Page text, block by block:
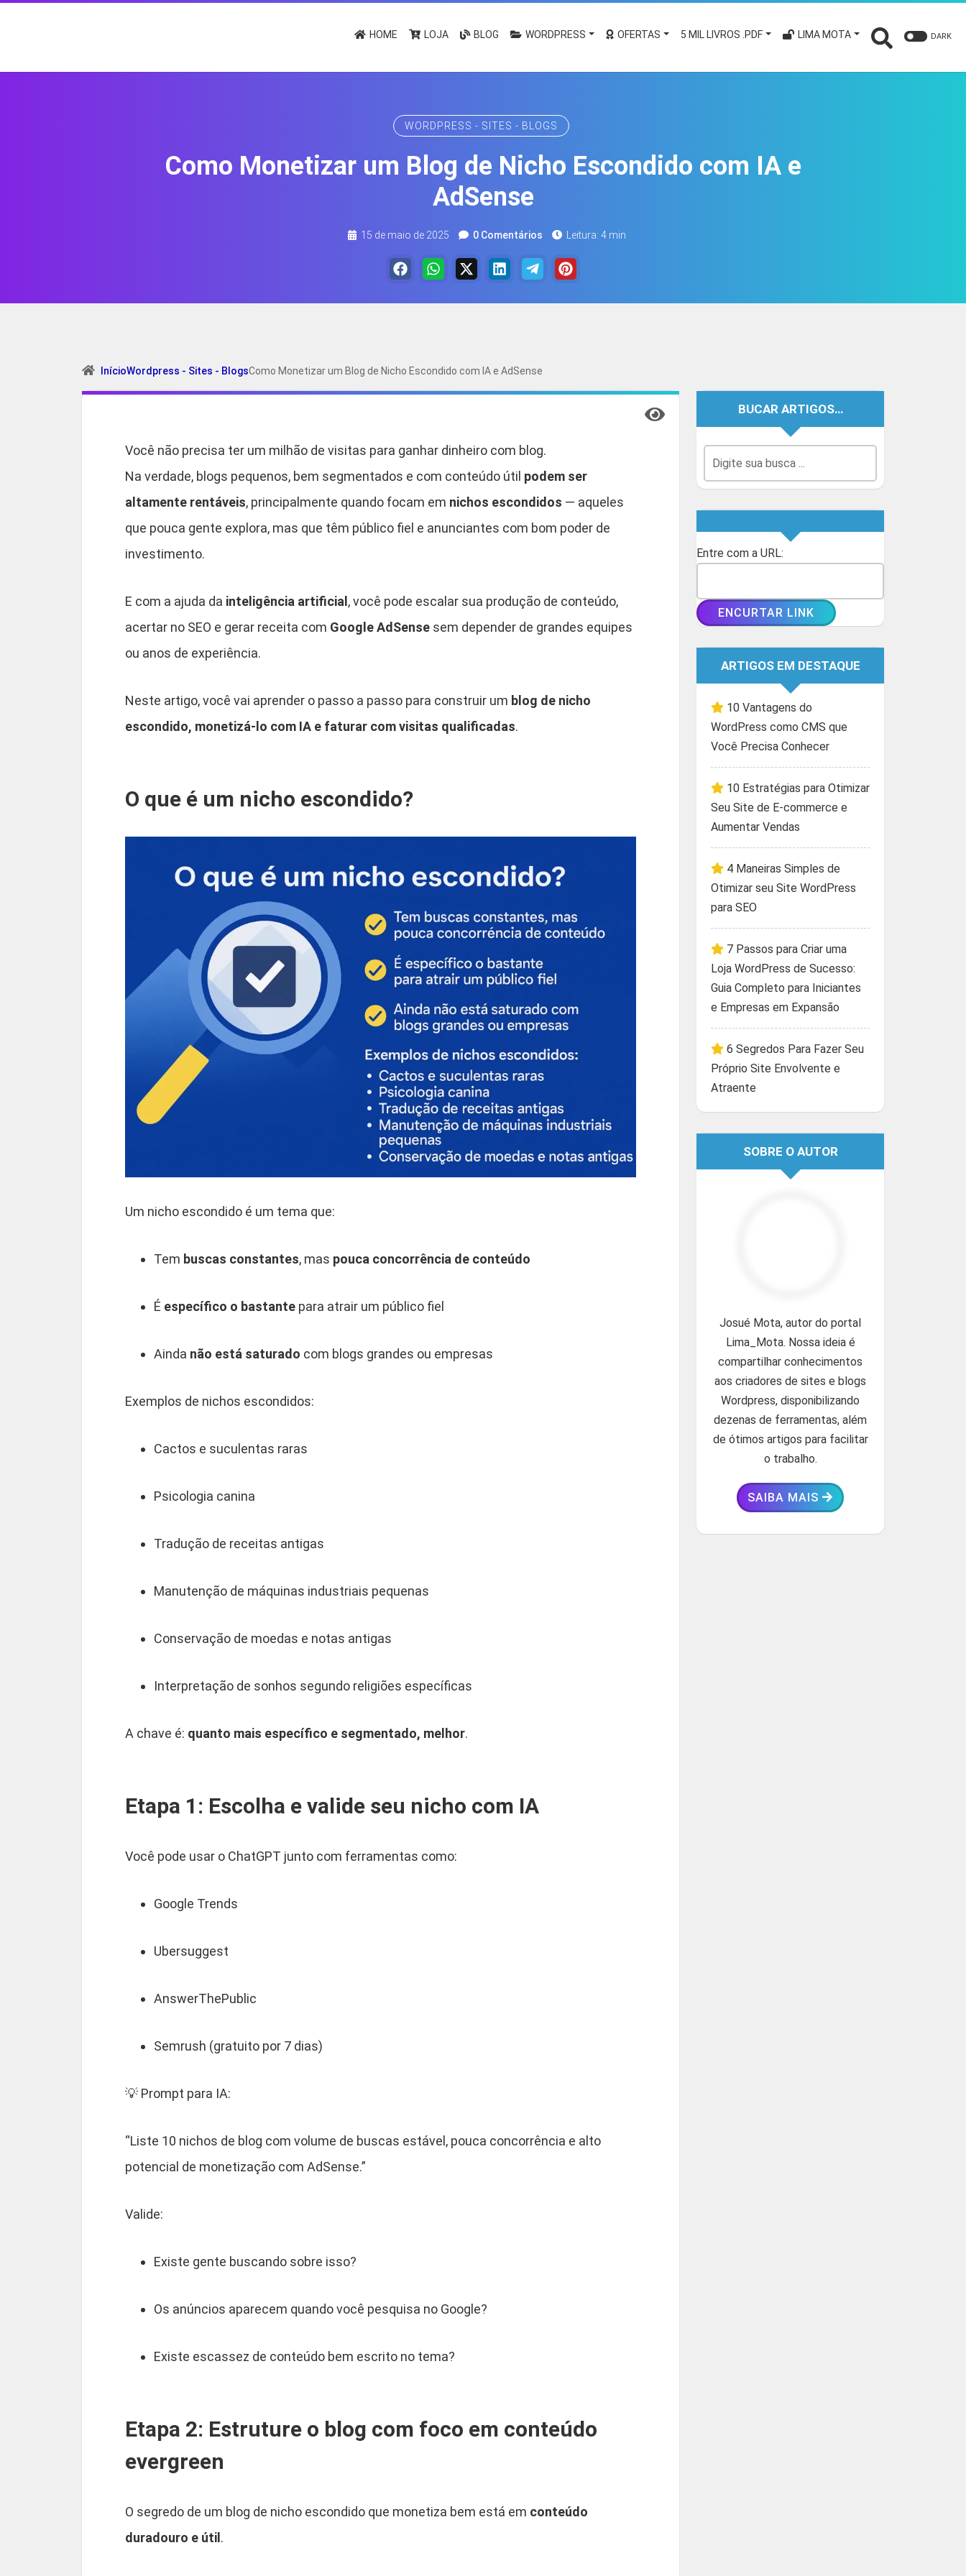
HOME LOJA BLOG WORDPRESS OFERTAS 5 MIL LIVROS .PDF LIMA MOTA DARK
WORDPRESS - SITES - BLOGS
Como Monetizar um Blog de Nicho Escondido com IA e
AdSense
15 de maio de 2025 0 Comentários Leitura: 4 min
InícioWordpress - Sites - BlogsComo Monetizar um Blog de Nicho Escondido com IA e AdSense
Você não precisa ter um milhão de visitas para ganhar dinheiro com blog.
Na verdade, blogs pequenos, bem segmentados e com conteúdo útil podem ser
altamente rentáveis, principalmente quando focam em nichos escondidos — aqueles
que pouca gente explora, mas que têm público fiel e anunciantes com bom poder de
investimento.
E com a ajuda da inteligência artificial , você pode escalar sua produção de conteúdo,
acertar no SEO e gerar receita com Google AdSense sem depender de grandes equipes
ou anos de experiência.
Neste artigo, você vai aprender o passo a passo para construir um blog de nicho
escondido, monetizá-lo com IA e faturar com visitas qualificadas.
O que é um nicho escondido?
Um nicho escondido é um tema que:
Tem buscas constantes, mas pouca concorrência de conteúdo
É específico o bastante para atrair um público fiel
Ainda não está saturado com blogs grandes ou empresas
Exemplos de nichos escondidos:
Cactos e suculentas raras
Psicologia canina
Tradução de receitas antigas
Manutenção de máquinas industriais pequenas
Conservação de moedas e notas antigas
Interpretação de sonhos segundo religiões específicas
A chave é: quanto mais específico e segmentado, melhor.
Etapa 1: Escolha e valide seu nicho com IA
Você pode usar o ChatGPT junto com ferramentas como:
Google Trends
Ubersuggest
AnswerThePublic
Semrush (gratuito por 7 dias)
💡 Prompt para IA:
“Liste 10 nichos de blog com volume de buscas estável, pouca concorrência e alto
potencial de monetização com AdSense.”
Valide:
Existe gente buscando sobre isso?
Os anúncios aparecem quando você pesquisa no Google?
Existe escassez de conteúdo bem escrito no tema?
Etapa 2: Estruture o blog com foco em conteúdo
evergreen
O segredo de um blog de nicho escondido que monetiza bem está em conteúdo
duradouro e útil .
BUCAR ARTIGOS…
Entre com a URL:
ARTIGOS EM DESTAQUE
10 Vantagens do
WordPress como CMS que
Você Precisa Conhecer
10 Estratégias para Otimizar
Seu Site de E-commerce e
Aumentar Vendas
4 Maneiras Simples de
Otimizar seu Site WordPress
para SEO
7 Passos para Criar uma
Loja WordPress de Sucesso:
Guia Completo para Iniciantes
e Empresas em Expansão
6 Segredos Para Fazer Seu
Próprio Site Envolvente e
Atraente
SOBRE O AUTOR
Josué Mota, autor do portal
Lima_Mota. Nossa ideia é
compartilhar conhecimentos
aos criadores de sites e blogs
Wordpress, disponibilizando
dezenas de ferramentas, além
de ótimos artigos para facilitar
o trabalho.
SAIBA MAIS